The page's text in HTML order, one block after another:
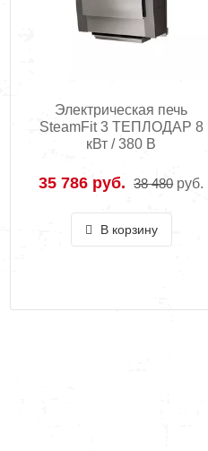
Электрическая печь
SteamFit 3 ТЕПЛОДАР 8
кВт / 380 В
35 786 руб. 38 480 руб.
В корзину